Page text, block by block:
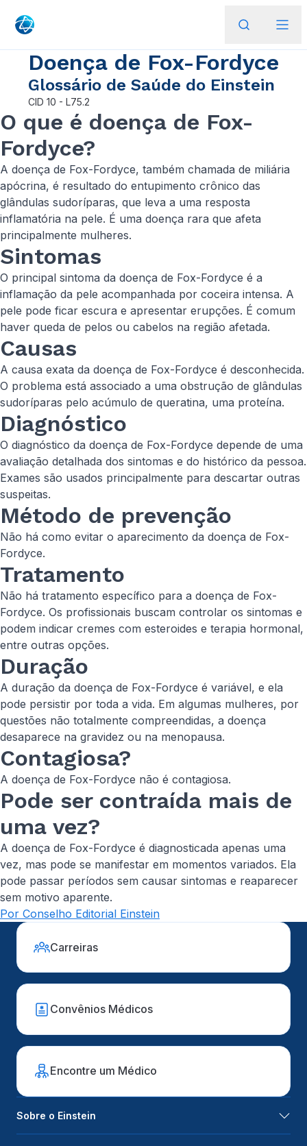
Doença de Fox-Fordyce
Glossário de Saúde do Einstein
CID 10 - L75.2
O que é doença de Fox-
Fordyce?
A doença de Fox-Fordyce, também chamada de miliária
apócrina, é resultado do entupimento crônico das
glândulas sudoríparas, que leva a uma resposta
inflamatória na pele. É uma doença rara que afeta
principalmente mulheres.
Sintomas
O principal sintoma da doença de Fox-Fordyce é a
inflamação da pele acompanhada por coceira intensa. A
pele pode ficar escura e apresentar erupções. É comum
haver queda de pelos ou cabelos na região afetada.
Causas
A causa exata da doença de Fox-Fordyce é desconhecida.
O problema está associado a uma obstrução de glândulas
sudoríparas pelo acúmulo de queratina, uma proteína.
Diagnóstico
O diagnóstico da doença de Fox-Fordyce depende de uma
avaliação detalhada dos sintomas e do histórico da pessoa.
Exames são usados principalmente para descartar outras
suspeitas.
Método de prevenção
Não há como evitar o aparecimento da doença de Fox-
Fordyce.
Tratamento
Não há tratamento específico para a doença de Fox-
Fordyce. Os profissionais buscam controlar os sintomas e
podem indicar cremes com esteroides e terapia hormonal,
entre outras opções.
Duração
A duração da doença de Fox-Fordyce é variável, e ela
pode persistir por toda a vida. Em algumas mulheres, por
questões não totalmente compreendidas, a doença
desaparece na gravidez ou na menopausa.
Contagiosa?
A doença de Fox-Fordyce não é contagiosa.
Pode ser contraída mais de
uma vez?
A doença de Fox-Fordyce é diagnosticada apenas uma
vez, mas pode se manifestar em momentos variados. Ela
pode passar períodos sem causar sintomas e reaparecer
sem motivo aparente.
Por Conselho Editorial Einstein
Carreiras
Convênios Médicos
Encontre um Médico
Sobre o Einstein